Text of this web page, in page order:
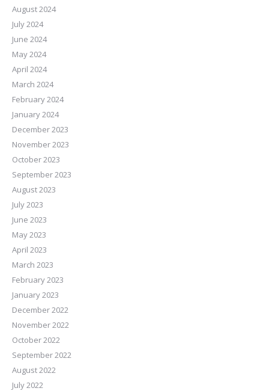
August 2024
July 2024
June 2024
May 2024
April 2024
March 2024
February 2024
January 2024
December 2023
November 2023
October 2023
September 2023
August 2023
July 2023
June 2023
May 2023
April 2023
March 2023
February 2023
January 2023
December 2022
November 2022
October 2022
September 2022
August 2022
July 2022